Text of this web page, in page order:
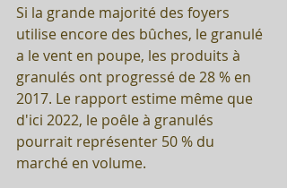
Si la grande majorité des foyers
utilise encore des bûches, le granulé
a le vent en poupe, les produits à
granulés ont progressé de 28 % en
2017. Le rapport estime même que
d'ici 2022, le poêle à granulés
pourrait représenter 50 % du
marché en volume.